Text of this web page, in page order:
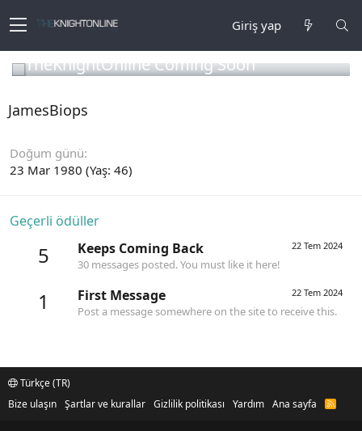
Giriş yap
TheKnightOnline Coming Soon
JamesBiops
Doğum günü
23 Mar 1980 (Yaş: 46)
Geçerli ödüller
5 22 Tem 2024
Keeps Coming Back
30 messages posted. You must like it here!
1 22 Tem 2024
First Message
Post a message somewhere on the site to receive this.
Türkçe (TR)
Bize ulaşın Şartlar ve kurallar Gizlilik politikası Yardım Ana sayfa
R